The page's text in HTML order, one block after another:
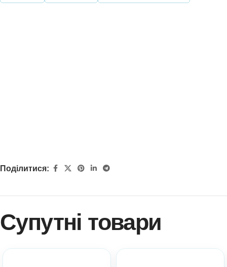
Поділитися:
Супутні товари